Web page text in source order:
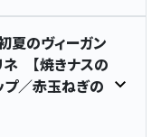
のヴィーガン
ネ 【焼きナスの
プ／赤玉ねぎの